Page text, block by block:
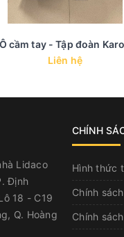
Ô cầm tay - Tập đoàn
Liên hệ
Lidaco
Định
18 - C19
Q. Hoàng
CHÍNH
Hình thức
Chính
Chính